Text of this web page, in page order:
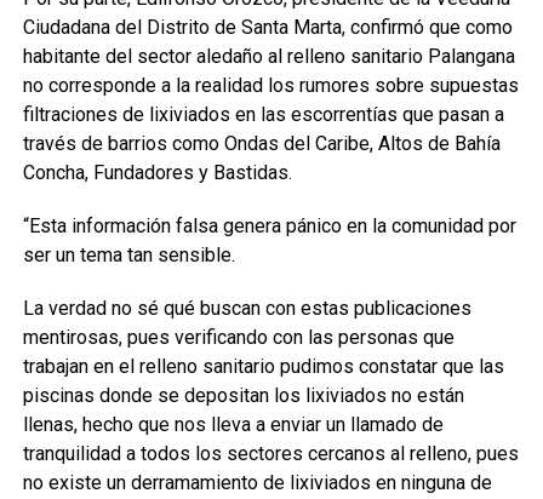
Ciudadana del Distrito de Santa Marta, confirmó que como
habitante del sector aledaño al relleno sanitario Palangana
no corresponde a la realidad los rumores sobre supuestas
filtraciones de lixiviados en las escorrentías que pasan a
través de barrios como Ondas del Caribe, Altos de Bahía
Concha, Fundadores y Bastidas.
“Esta información falsa genera pánico en la comunidad por
ser un tema tan sensible.
La verdad no sé qué buscan con estas publicaciones
mentirosas, pues verificando con las personas que
trabajan en el relleno sanitario pudimos constatar que las
piscinas donde se depositan los lixiviados no están
llenas, hecho que nos lleva a enviar un llamado de
tranquilidad a todos los sectores cercanos al relleno, pues
no existe un derramamiento de lixiviados en ninguna de